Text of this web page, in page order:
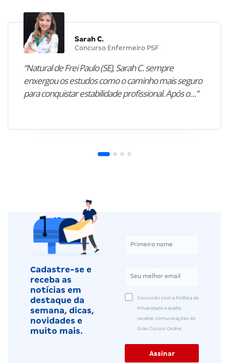
Sarah C.
Concurso Enfermeiro PSF
“Natural de Frei Paulo (SE), Sarah C. sempre
enxergou os estudos como o caminho mais seguro
para conquistar estabilidade profissional. Após o…”
Cadastre-se e
receba as
notícias em
destaque da
semana, dicas,
novidades e
muito mais.
Concordo com a Política de
Privacidade e aceito
receber comunicações do
Gran Cursos Online.